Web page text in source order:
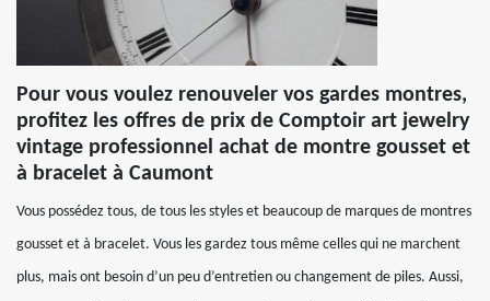
Pour vous voulez renouveler vos gardes montres,
profitez les offres de prix de Comptoir art jewelry
vintage professionnel achat de montre gousset et
à bracelet à Caumont
Vous possédez tous, de tous les styles et beaucoup de marques de montres
gousset et à bracelet. Vous les gardez tous même celles qui ne marchent
plus, mais ont besoin d’un peu d’entretien ou changement de piles. Aussi,